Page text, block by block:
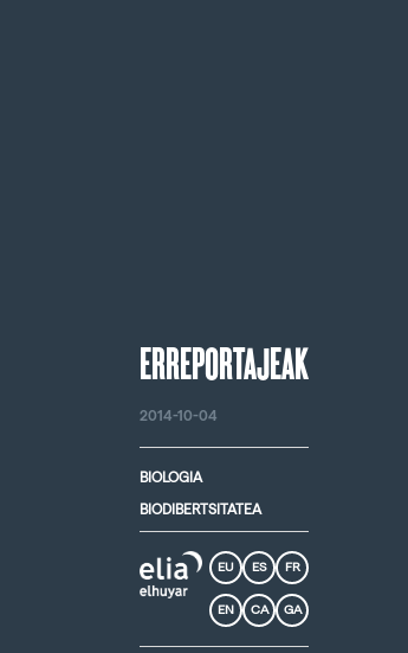
ERREPORTAJEAK
2014-10-04
BIOLOGIA
BIODIBERTSITATEA
EU ES FR
EN CA GA